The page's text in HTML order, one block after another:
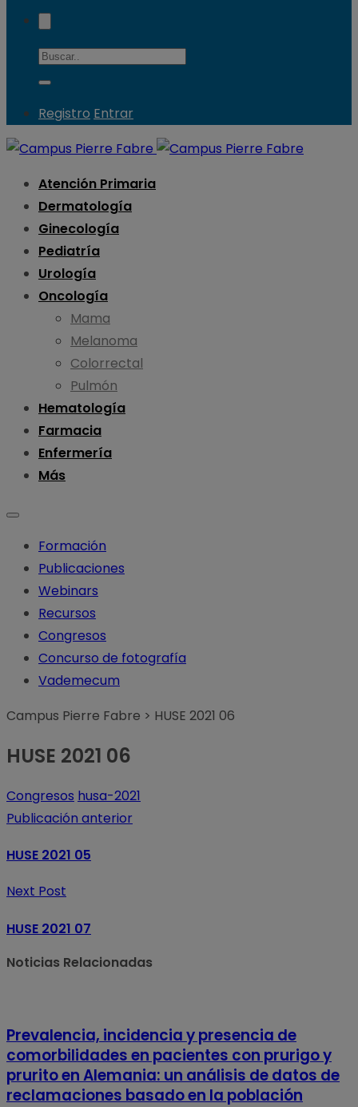
Registro Entrar
Atención Primaria
Dermatología
Ginecología
Pediatría
Urología
Oncología
Mama
Melanoma
Colorrectal
Pulmón
Hematología
Farmacia
Enfermería
Más
Formación
Publicaciones
Webinars
Recursos
Congresos
Concurso de fotografía
Vademecum
Campus Pierre Fabre > HUSE 2021 06
HUSE 2021 06
Congresos husa-2021
Publicación anterior
HUSE 2021 05
Next Post
HUSE 2021 07
Noticias Relacionadas
Prevalencia, incidencia y presencia de
comorbilidades en pacientes con prurigo y
prurito en Alemania: un análisis de datos de
reclamaciones basado en la población